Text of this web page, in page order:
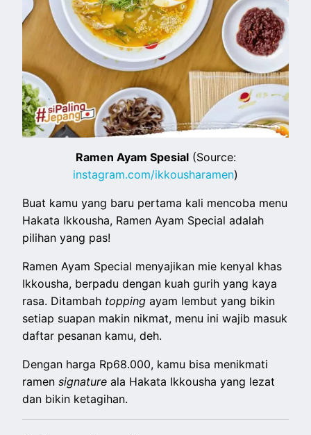
Ramen Ayam Spesial(Source:
instagram.com/ikkousharamen)
Buat kamu yang baru pertama kali mencoba menu
Hakata Ikkousha, Ramen Ayam Special adalah
pilihan yang pas!
Ramen Ayam Special menyajikan mie kenyal khas
Ikkousha, berpadu dengan kuah gurih yang kaya
rasa. Ditambah toppingayam lembut yang bikin
setiap suapan makin nikmat, menu ini wajib masuk
daftar pesanan kamu, deh.
Dengan harga Rp68.000, kamu bisa menikmati
ramensignature ala Hakata Ikkousha yang lezat
dan bikin ketagihan.